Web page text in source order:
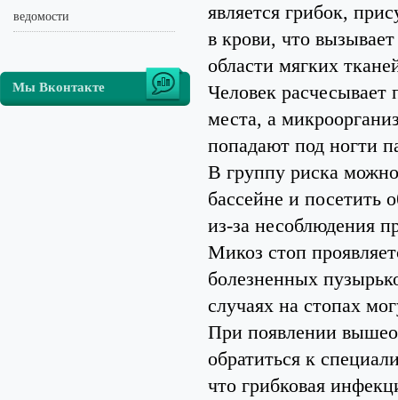
ведомости
Мы Вконтакте
является грибок,
в крови, что вызывает
области мягких
Человек расчесывает
места, а
попадают под ногти
В группу риска
бассейне и посетить
из-за несоблюдения
Микоз стоп
болезненных
случаях на стопах
При появлении
обратиться к
что грибковая